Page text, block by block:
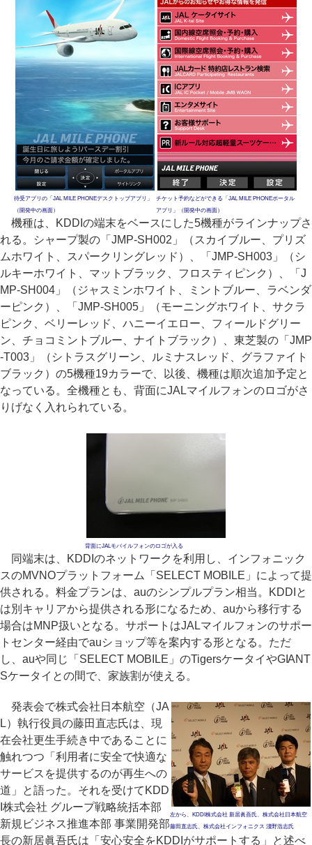
待受アプリの「JAL MILE PHONEデスクトップアプリ」
（開発中の画面）
チケット予約などができる「JAL MILE PHONEポータル
アプリ」（開発中の画面）
機種は、KDDIの端末をベースにした5機種がラインナップさ
れる。シャープ製の「JMP-SH002」（スカイブルー、プリズ
ムホワイト、スパークリングレッド）、「JMP-SH003」（シ
ルキーホワイト、マットブラック、フロスティピンク）、「J
MP-SH004」（ジャスミンホワイト、ミントブルー、ラベンダ
ーピンク）、「JMP-SH005」（モーニングホワイト、サクラ
ピンク、ベリーレッド、ハニーイエロー、フィールドグリー
ン、チョコミントブルー、ナイトブラック）、東芝製の「JMP
-T003」（シトラスグリーン、ルミナスレッド、グラファイト
ブラック）の5機種19カラーで、以後、機種は順次追加予定と
なっている。全機種とも、背面にJALマイルフォンのロゴがさ
りげなく入れられている。
背面にJALモバイルフォンのロゴが入る
同端末は、KDDIのネットワークを利用し、インフォニック
スのMVNOプラットフォーム「SELECT MOBILE」によって提
供される。料金プランは、auのシンプルプラン相当。KDDIと
は別キャリアから提供される形になるため、auから移行する
場合はMNP扱いとなる。サポートはJALマイルフォンのサポー
トセンター経由でauショップ等を案内する形となる。ただ
し、auや同じ「SELECT MOBILE」のTigersケータイやGIANT
Sケータイとの間で、家族割が使える。
左から、KDDI株式会社 新居眞吾氏、株式会社日本航空
藤田直志氏、株式会社インフォニクス 淺野浩志氏
発表会で株式会社日本航空（JA
L）執行役員の藤田直志氏は、現
在会社更生手続き中であることに
触れつつ「利用者に安全で快適な
サービスを提供するのが再生への
道」と語った。それを受けてKDD
I株式会社 グループ戦略統括本部
新規ビジネス推進本部 事業開発部
長の新居眞吾氏は「安心安全をKDDIがサポートする」と述べ